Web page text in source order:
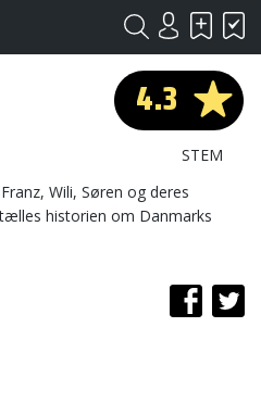
4.3
STEM
Wili, Søren og deres
historien om Danmarks